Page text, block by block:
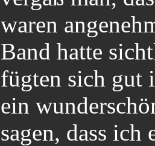
waren
Band hatte
fügten sich gut
ein
sagen, dass ich